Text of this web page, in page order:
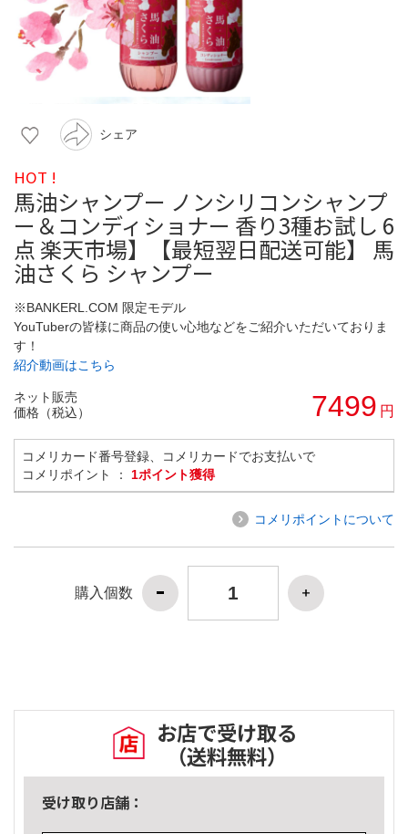
シェア
HOT !
馬油シャンプー ノンシリコンシャンプ
ー＆コンディショナー 香り3種お試し 6
点 楽天市場】【最短翌日配送可能】 馬
油さくら シャンプー
※BANKERL.COM 限定モデル
YouTuberの皆様に商品の使い心地などをご紹介いただいておりま
す！
紹介動画はこちら
ネット販売
価格（税込）
7499 円
コメリカード番号登録、コメリカードでお支払いで
コメリポイント ： 1ポイント獲得
コメリポイントについて
購入個数
お店で受け取る
（送料無料）
受け取り店舗：